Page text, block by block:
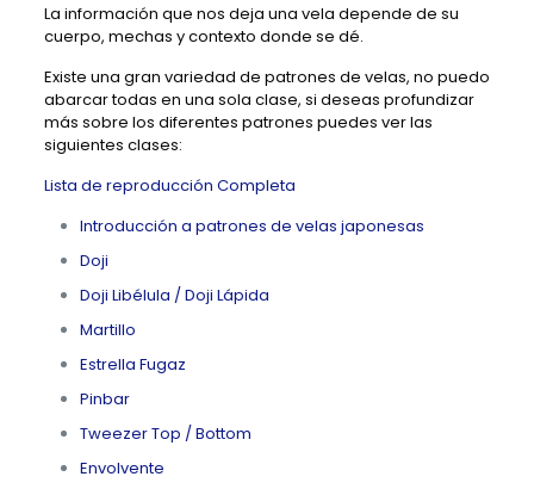
La información que nos deja una vela depende de su
cuerpo, mechas y contexto donde se dé.
Existe una gran variedad de patrones de velas, no puedo
abarcar todas en una sola clase, si deseas profundizar
más sobre los diferentes patrones puedes ver las
siguientes clases:
Lista de reproducción Completa
Introducción a patrones de velas japonesas
Doji
Doji Libélula / Doji Lápida
Martillo
Estrella Fugaz
Pinbar
Tweezer Top / Bottom
Envolvente